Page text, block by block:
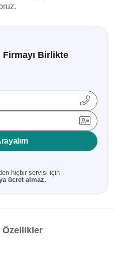
Firmayı Birlikte
hiçbir servisi için
ücret almaz.
Özellikler